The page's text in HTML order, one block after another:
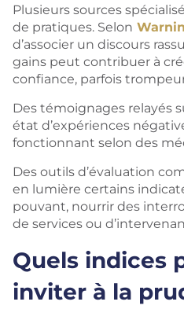
Plusieurs sources
de pratiques. Selon
d’associer un discours
gains peut contribuer à
confiance, parfois
Des témoignages relayés
état d’expériences
fonctionnant selon des
Des outils d’évaluation
en lumière certains
pouvant, nourrir des
de services ou
Quels indices
inviter à la